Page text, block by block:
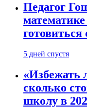
Педагог
5 дней спустя
«Избежать
сколько
школу в